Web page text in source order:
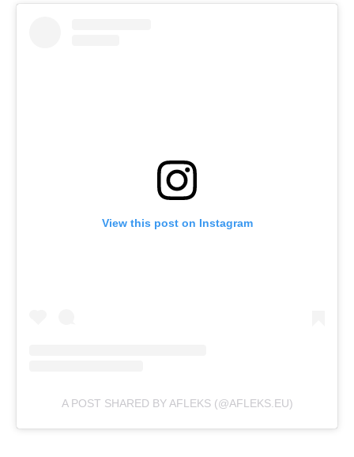
View this post on Instagram
A POST SHARED BY AFLEKS (@AFLEKS.EU)